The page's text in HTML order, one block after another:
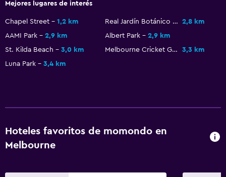
Escritorio
Mejores lugares de interés
Chapel Street 1,2 km Real Jardín Botánico de Melbourne
2,8 km
AAMI Park
2,9 km Albert Park
2,9 km
St. Kilda Beach
3,0 km Melbourne Cricket Ground
3,3 km
Luna Park
3,4 km
Hoteles favoritos de momondo en
Melbourne